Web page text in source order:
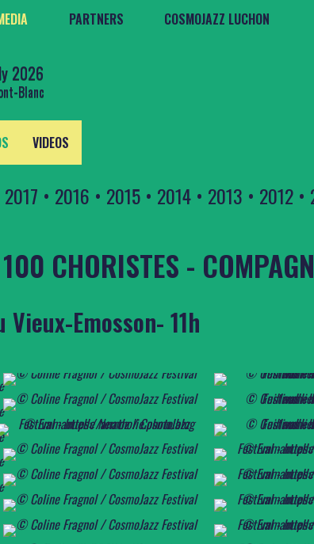
PARTNERS COSMOJAZZ LUCHON
2026
Blanc
VIDEOS
2017 • 2016 • 2015• 2014• 2013 • 2012•
CHORISTES -
Emosson- 11h